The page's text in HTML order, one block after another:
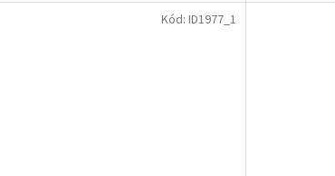
Kód: ID1977_1